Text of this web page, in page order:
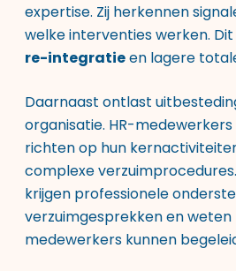
expertise. Zij herkennen
welke interventies werken.
re-integratieen lagere
Daarnaast ontlast
organisatie. HR-
richten op hun
complexe
krijgen professionele
verzuimgesprekken en
medewerkers kunnen